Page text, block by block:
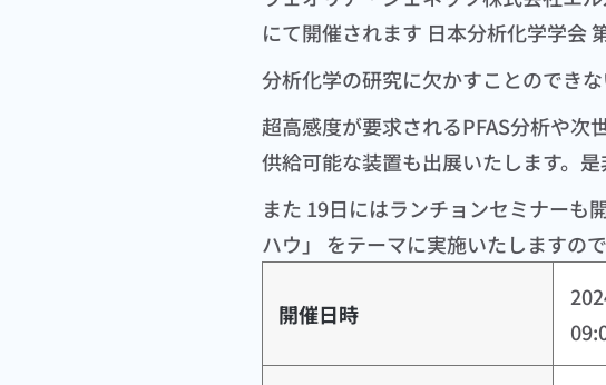
にて開催されます 日本分析化学学会
分析化学の研究に欠かすことのでき
超高感度が要求されるPFAS分析や次
供給可能な装置も出展いたします。
また 19日にはランチョンセミナーも
ハウ」 をテーマに実施いたしますの
開催日時